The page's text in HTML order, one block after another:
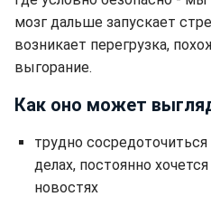
мозг дальше запускает
возникает перегрузка,
выгорание.
Как оно может
трудно
делах, постоянно
новостях